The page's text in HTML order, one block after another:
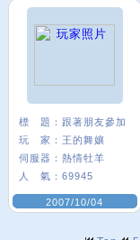
標 題： 跟著朋友參加
玩 家： 王的舞孃
伺服器： 熱情牡羊
人 氣： 69945
2007/10/04